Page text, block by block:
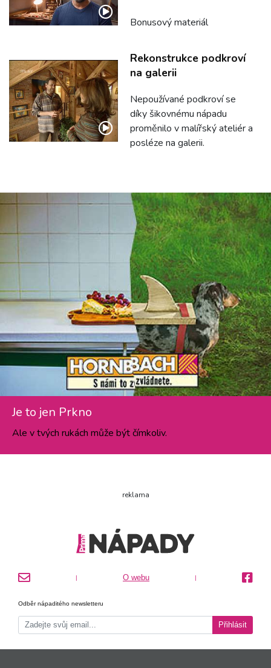
Bonusový materiál
Rekonstrukce podkroví
na galerii
Nepoužívané podkroví se
díky šikovnému nápadu
proměnilo v malířský ateliér a
posléze na galerii.
Je to jen Prkno
Ale v tvých rukách může být čímkoliv.
reklama
| O webu |
Odběr nápaditého newsletteru
Přihlásit